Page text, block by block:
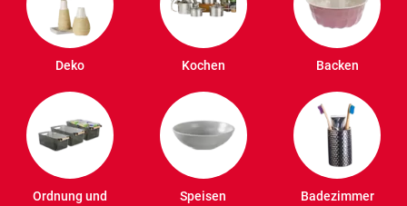
Deko Kochen Backen
Ordnung und
Speisen Badezimmer